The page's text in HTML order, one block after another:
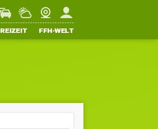
WetterWebcamMein FFH
FFH-WELT